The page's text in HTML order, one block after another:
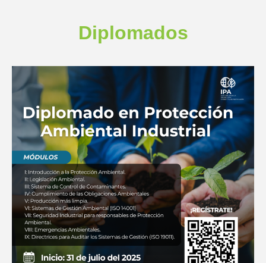
Diplomados